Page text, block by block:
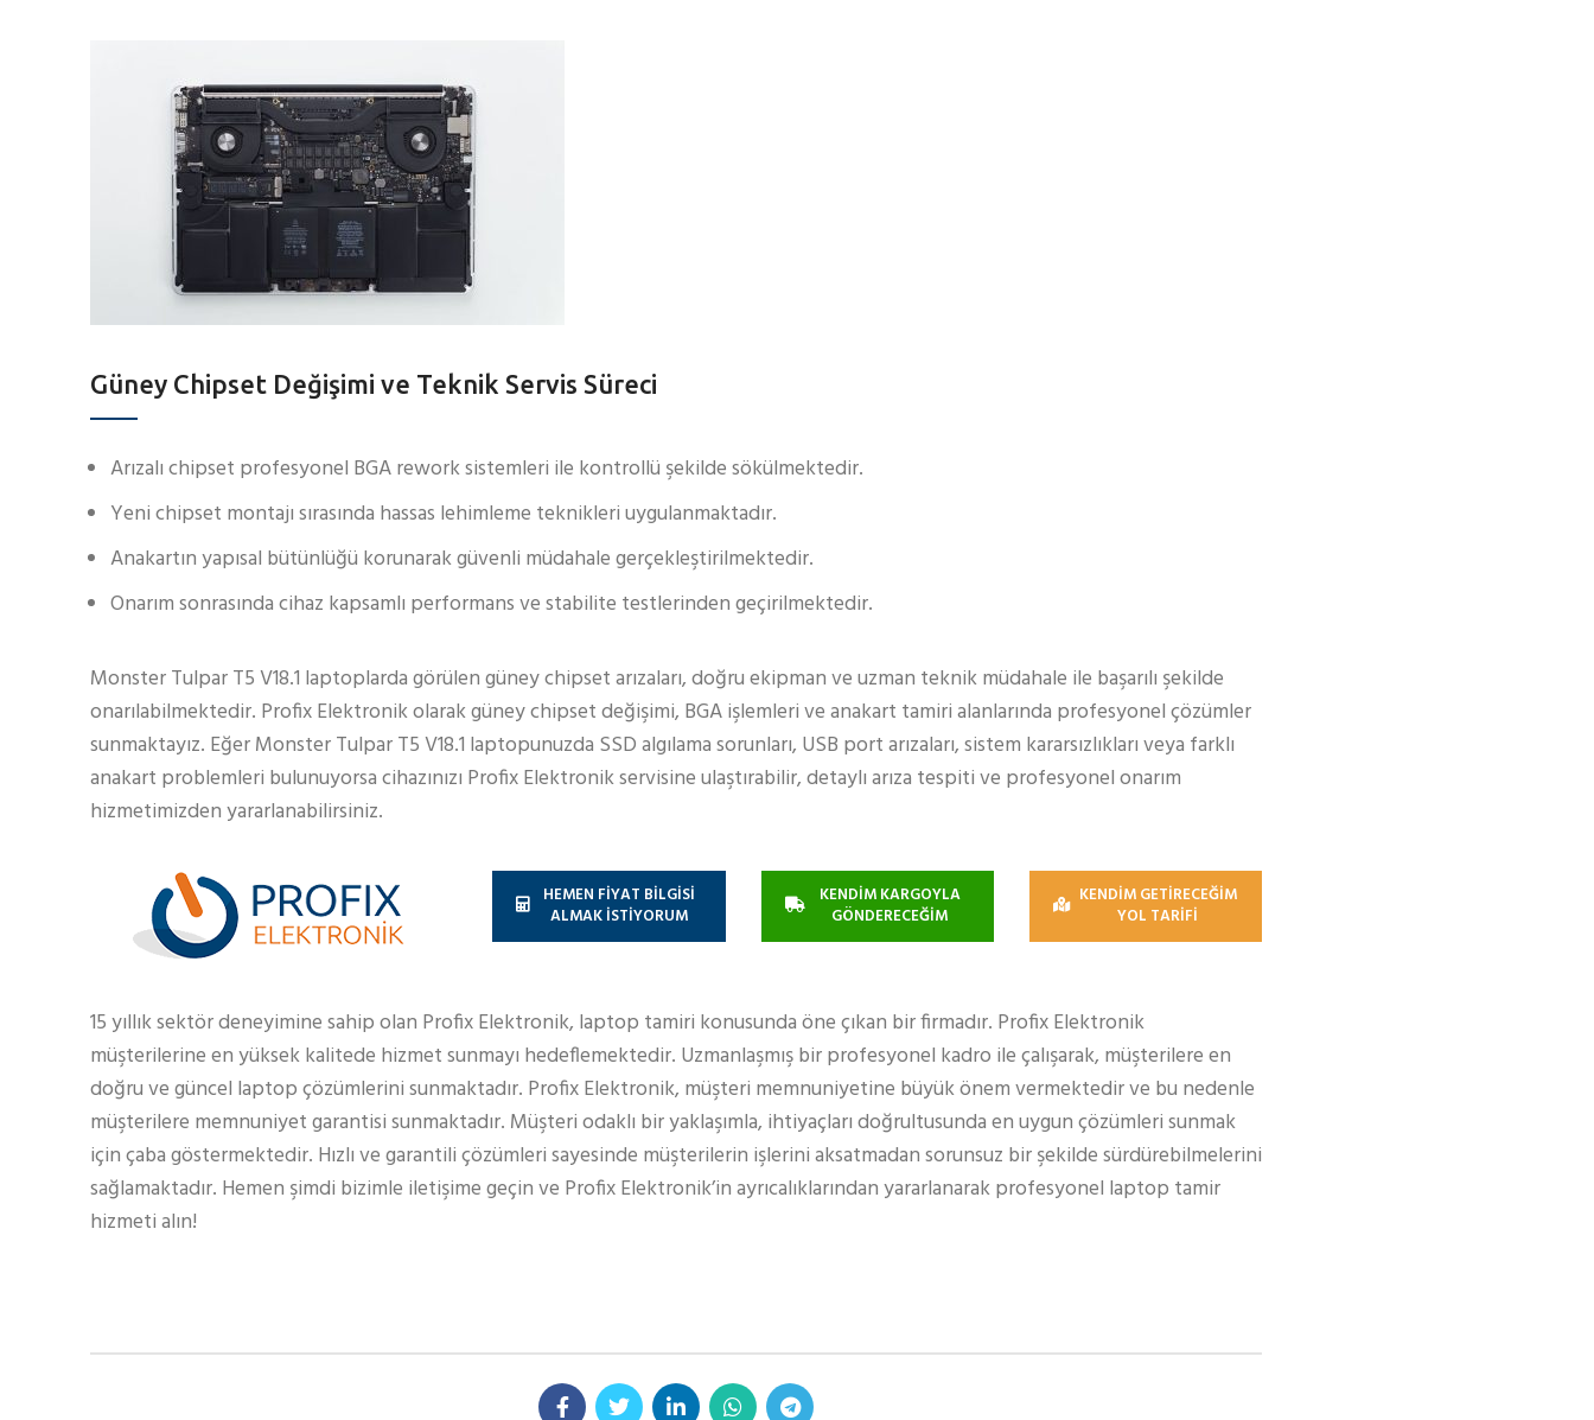
Güney Chipset Değişimi ve Teknik Servis Süreci
Arızalı chipset profesyonel BGA rework sistemleri ile kontrollü şekilde sökülmektedir.
Yeni chipset montajı sırasında hassas lehimleme teknikleri uygulanmaktadır.
Anakartın yapısal bütünlüğü korunarak güvenli müdahale gerçekleştirilmektedir.
Onarım sonrasında cihaz kapsamlı performans ve stabilite testlerinden geçirilmektedir.
Monster Tulpar T5 V18.1 laptoplarda görülen güney chipset arızaları, doğru ekipman ve uzman teknik müdahale ile başarılı şekilde
onarılabilmektedir. Profix Elektronik olarak güney chipset değişimi, BGA işlemleri ve anakart tamiri alanlarında profesyonel çözümler
sunmaktayız. Eğer Monster Tulpar T5 V18.1 laptopunuzda SSD algılama sorunları, USB port arızaları, sistem kararsızlıkları veya farklı
anakart problemleri bulunuyorsa cihazınızı Profix Elektronik servisine ulaştırabilir, detaylı arıza tespiti ve profesyonel onarım
hizmetimizden yararlanabilirsiniz.
HEMEN FİYAT BİLGİSİ
ALMAK İSTİYORUM
KENDİM KARGOYLA
GÖNDERECEĞİM
KENDİM GETİRECEĞİM
YOL TARİFİ
15 yıllık sektör deneyimine sahip olan Profix Elektronik, laptop tamiri konusunda öne çıkan bir firmadır. Profix Elektronik
müşterilerine en yüksek kalitede hizmet sunmayı hedeflemektedir. Uzmanlaşmış bir profesyonel kadro ile çalışarak, müşterilere en
doğru ve güncel laptop çözümlerini sunmaktadır. Profix Elektronik, müşteri memnuniyetine büyük önem vermektedir ve bu nedenle
müşterilere memnuniyet garantisi sunmaktadır. Müşteri odaklı bir yaklaşımla, ihtiyaçları doğrultusunda en uygun çözümleri sunmak
için çaba göstermektedir. Hızlı ve garantili çözümleri sayesinde müşterilerin işlerini aksatmadan sorunsuz bir şekilde sürdürebilmelerini
sağlamaktadır. Hemen şimdi bizimle iletişime geçin ve Profix Elektronik’in ayrıcalıklarından yararlanarak profesyonel laptop tamir
hizmeti alın!